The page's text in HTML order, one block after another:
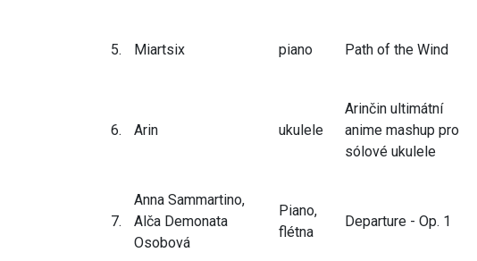
5. Miartsix piano Path of the Wind
6. Arin ukulele
Arinčin ultimátní
anime mashup pro
sólové ukulele
7.
Anna Sammartino,
Alča Demonata
Osobová
Piano,
flétna
Departure - Op. 1